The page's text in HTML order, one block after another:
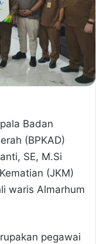
Badan
(BPKAD)
SE, M.Si
(JKM)
waris Almarhum
pegawai